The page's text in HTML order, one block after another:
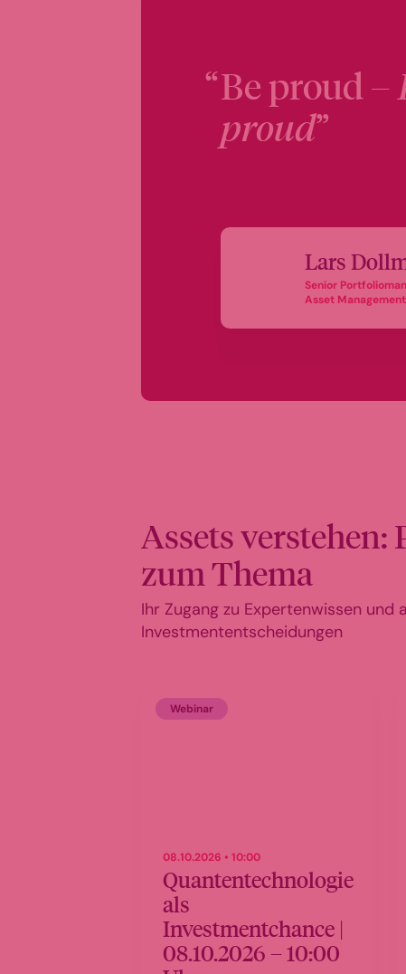
Be proud –
proud
Lars
Senior
Asset Management
Assets verstehen:
zum Thema
Ihr Zugang zu Expertenwissen
Investmententscheidungen
Webinar
08.10.2026 • 10:00
Quantentechnologie
als
Investmentchance |
08.10.2026 – 10:00